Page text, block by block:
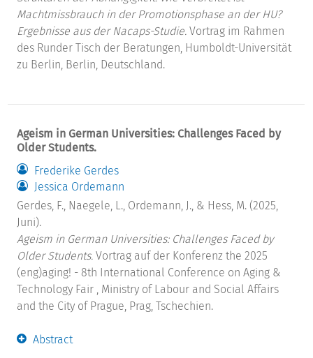
Machtmissbrauch in der Promotionsphase an der HU?
Ergebnisse aus der Nacaps-Studie. Vortrag im Rahmen
des Runder Tisch der Beratungen, Humboldt-Universität
zu Berlin, Berlin, Deutschland.
Ageism in German Universities: Challenges Faced by
Older Students.
Frederike Gerdes
Jessica Ordemann
Gerdes, F., Naegele, L., Ordemann, J., & Hess, M. (2025,
Juni).
Ageism in German Universities: Challenges Faced by
Older Students. Vortrag auf der Konferenz the 2025
(eng)aging! - 8th International Conference on Aging &
Technology Fair , Ministry of Labour and Social Affairs
and the City of Prague, Prag, Tschechien.
Abstract